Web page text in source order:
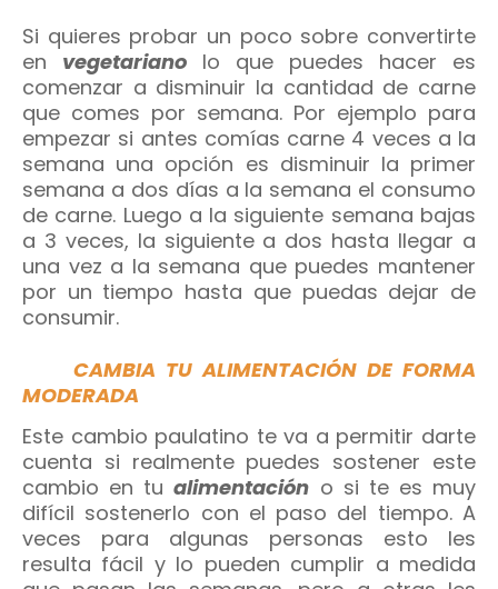
Si quieres probar un poco sobre convertirte
en vegetariano lo que puedes hacer es
comenzar a disminuir la cantidad de carne
que comes por semana. Por ejemplo para
empezar si antes comías carne 4 veces a la
semana una opción es disminuir la primer
semana a dos días a la semana el consumo
de carne. Luego a la siguiente semana bajas
a 3 veces, la siguiente a dos hasta llegar a
una vez a la semana que puedes mantener
por un tiempo hasta que puedas dejar de
consumir.
CAMBIA TU ALIMENTACIÓN DE FORMA
MODERADA
Este cambio paulatino te va a permitir darte
cuenta si realmente puedes sostener este
cambio en tualimentación o si te es muy
difícil sostenerlo con el paso del tiempo. A
veces para algunas personas esto les
resulta fácil y lo pueden cumplir a medida